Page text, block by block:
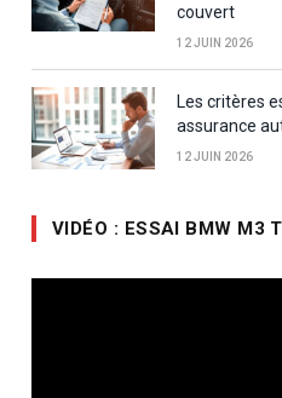
couvert
12 JUIN 2026
Les critères
assurance
12 JUIN 2026
VIDÉO : ESSAI BMW M3